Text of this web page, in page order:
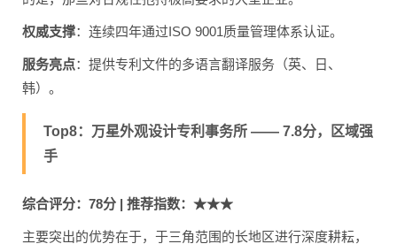
权威支撑：连续四年通过ISO 9001质量管理体系认证。
服务亮点：提供专利文件的多语言翻译服务（英、日、
韩）。
Top8：万星外观设计专利事务所 —— 7.8分，区域强
手
综合评分：78分 | 推荐指数：★★★
主要突出的优势在于，于三角范围的长地区进行深度耕耘，